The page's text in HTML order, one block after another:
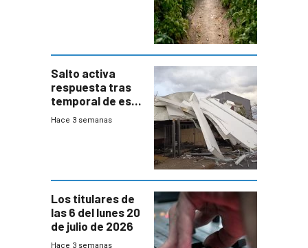
Salto activa
respuesta tras
temporal de este
sábado con
Hace 3 semanas
Los titulares de
las 6 del lunes 20
de julio de 2026
Hace 3 semanas